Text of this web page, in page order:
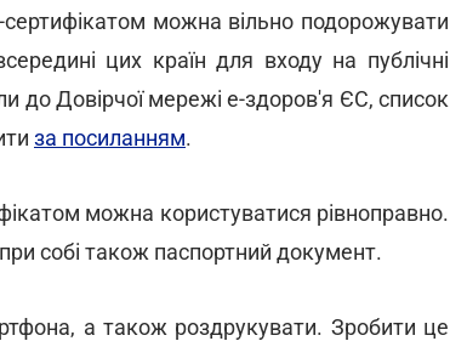
можна вільно подорожувати
цих країн для входу на публічні
до Довірчої мережі е-здоров'я ЄС, список
за посиланням.
можна користуватися рівноправно.
собі також паспортний документ.
а також роздрукувати. Зробити це